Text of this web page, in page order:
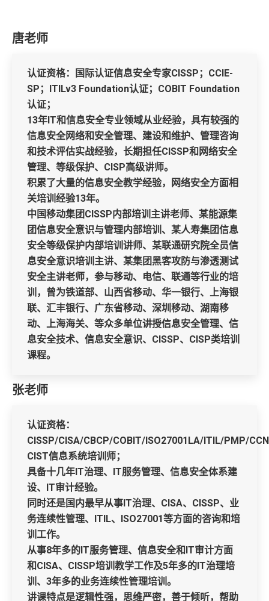
唐老师
认证资格：国际认证信息安全专家CISSP；CCIE-
SP；ITILv3 Foundation认证；COBIT Foundation
认证；
13年IT和信息安全专业领域从业经验，具有较强的
信息安全网络和安全管理、建设和维护、管理咨询
和技术评估实战经验，长期担任CISSP和网络安全
管理、等级保护、CISP高级讲师。
积累了大量的信息安全教学经验，网络安全方面相
关培训经验13年。
中国移动集团CISSP内部培训主讲老师、某能源集
团信息安全意识与管理内部培训、某人寿集团信息
安全等级保护内部培训讲师、某联通研究院全员信
息安全意识培训主讲、某集团黑客攻防与渗透测试
安全主讲老师，参与移动、电信、联通等行业的培
训，曾为铁道部、山西省移动、华一银行、上海银
联、汇丰银行、广东省移动、深圳移动、湖南移
动、上海海关、等众多单位讲授信息安全管理、信
息安全技术、信息安全意识、CISSP、CISP类培训
课程。
张老师
认证资格：
CISSP/CISA/CBCP/COBIT/ISO27001LA/ITIL/PMP/
CIST信息系统培训师；
具备十几年IT治理、IT服务管理、信息安全体系建
设、IT审计经验。
同时还是国内最早从事IT治理、CISA、CISSP、业
务连续性管理、ITIL、ISO27001等方面的咨询和培
训工作。
从事8年多的IT服务管理、信息安全和IT审计方面
和CISA、CISSP培训教学工作及5年多的IT治理培
训、3年多的业务连续性管理培训。
讲课特点是逻辑性强，思维严密，善于倾听，帮助